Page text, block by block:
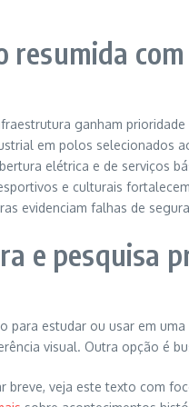
resumida
ganham
em polos selecionados
elétrica e de serviços
e culturais
evidenciam falhas de
e pesquisa
para estudar ou usar em
visual. Outra opção é
breve, veja este texto com